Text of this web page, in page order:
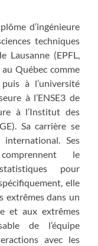
d’ingénieure
techniques
Lausanne (EPFL,
Québec comme
puis à l’université
à l’ENSE3 de
à l’Institut des
Sa carrière se
Ses
le
pour
elle
extrêmes dans un
et aux extrêmes
de l’équipe
avec les